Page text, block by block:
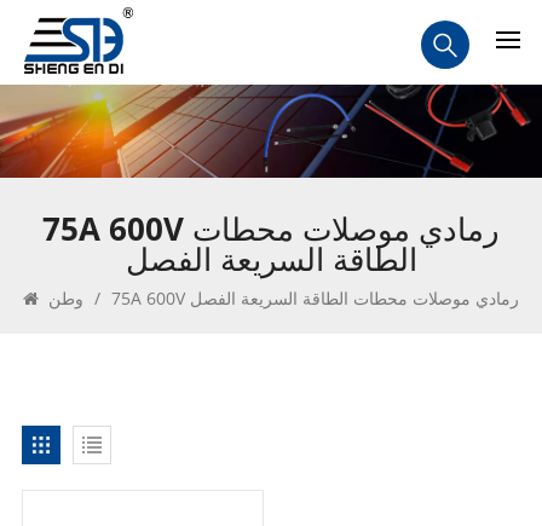
75A 600V رمادي موصلات محطات
الطاقة السريعة الفصل
وطن / 75A 600V رمادي موصلات محطات الطاقة السريعة الفصل